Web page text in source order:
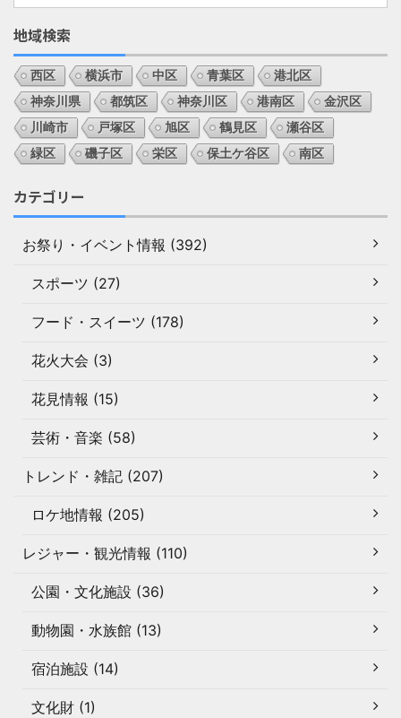
地域検索
西区 横浜市 中区 青葉区
港北区
神奈川県
都筑区 神奈川区 港南区
金沢区
川崎市
戸塚区 旭区 鶴見区
瀬谷区
緑区
磯子区 栄区 保土ケ谷区 南区
カテゴリー
お祭り・イベント情報 (392)
スポーツ (27)
フード・スイーツ (178)
花火大会 (3)
花見情報 (15)
芸術・音楽 (58)
トレンド・雑記 (207)
ロケ地情報 (205)
レジャー・観光情報 (110)
公園・文化施設 (36)
動物園・水族館 (13)
宿泊施設 (14)
文化財 (1)